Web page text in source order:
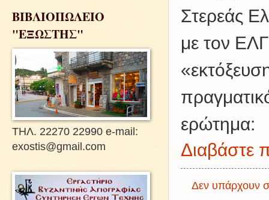
Στερεάς
με τον
ερώτημα:
Διαβάστε
Δεν υπάρχουν
ΒΙΒΛΙΟΠΩΛΕΙΟ
"ΕΞΩΣΤΗΣ"
ΤΗΛ. 22270 22990 e-mail:
exostis@gmail.com